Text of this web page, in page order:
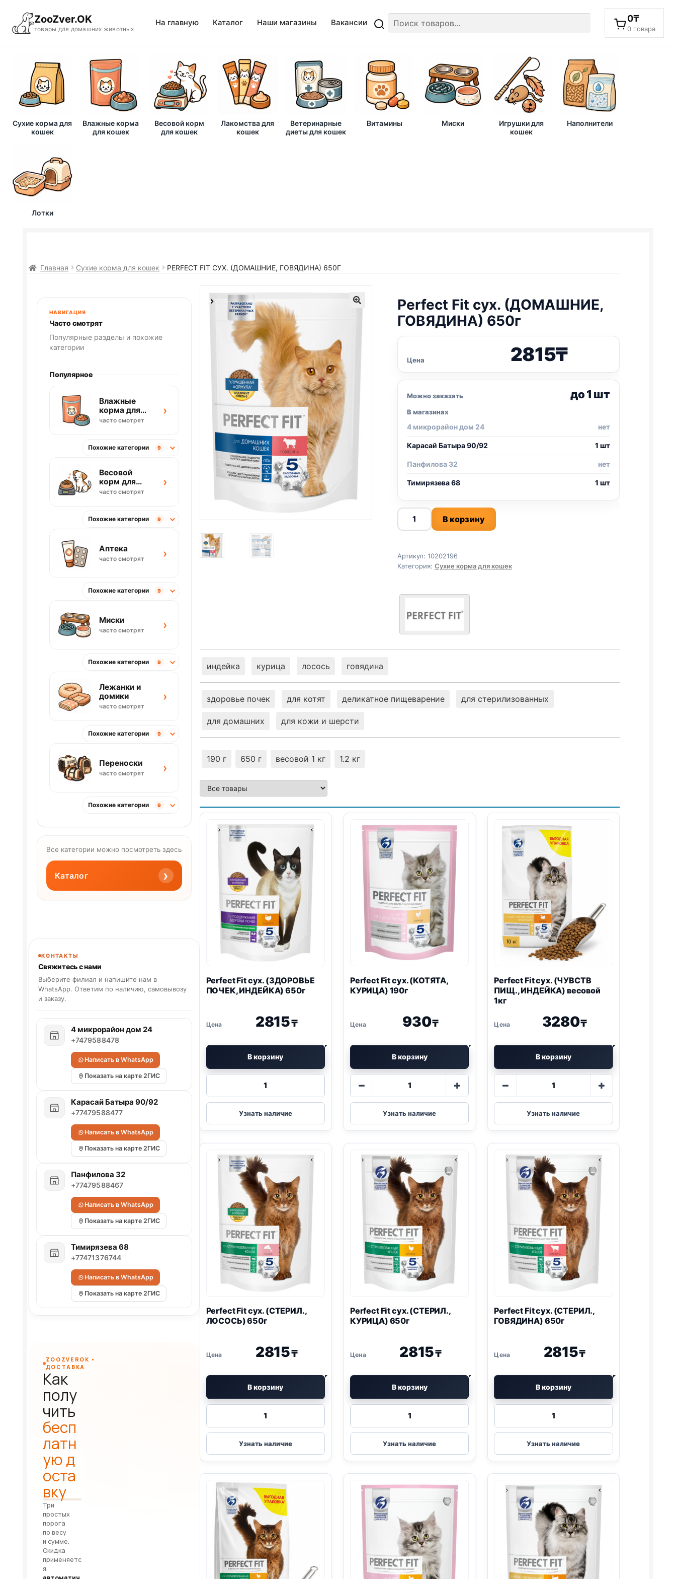
ZooZver.OK
товары для домашних животных
На главную Каталог Наши магазины Вакансии 0₸
0 товара
Сухие корма для
кошек
Влажные корма
для кошек
Весовой корм
для кошек
Лакомства для
кошек
Ветеринарные
диеты для кошек
Витамины Миски
Игрушки для
кошек
Наполнители
Лотки
Главная Сухие корма для кошек PERFECT FIT СУХ. (ДОМАШНИЕ, ГОВЯДИНА) 650Г
Perfect Fit сух. (ДОМАШНИЕ,
ГОВЯДИНА) 650г
Цена 2815₸
Можно заказать до 1 шт
В магазинах
4 микрорайон дом 24 нет
Карасай Батыра 90/92 1 шт
Панфилова 32 нет
Тимирязева 68 1 шт
Количество
товара
сух.
650г
В корзину
Артикул: 10202196
Категория: Сухие корма для кошек
индейка курица лосось говядина
здоровье почек для котят деликатное пищеварение для стерилизованных
для домашних для кожи и шерсти
190 г 650 г весовой 1 кг 1.2 кг
Perfect Fit сух. (ЗДОРОВЬЕ
ПОЧЕК, ИНДЕЙКА) 650г
2815₸
В корзину
товара
Perfect
Fit
(ЗДОРОВЬЕ
ПОЧЕК,
ИНДЕЙКА)
650г
Узнать наличие
Perfect Fit сух. (КОТЯТА,
КУРИЦА) 190г
930₸
В корзину
−
товара
Perfect
Fit
(КОТЯТА,
КУРИЦА)
+
Узнать наличие
Perfect Fit сух. (ЧУВСТВ
ПИЩ., ИНДЕЙКА) весовой
1кг
3280₸
В корзину
−
товара
Perfect
Fit
(ЧУВСТВ
ПИЩ.,
ИНДЕЙКА)
весовой
1кг
+
Узнать наличие
Perfect Fit сух. (СТЕРИЛ.,
ЛОСОСЬ) 650г
2815₸
В корзину
товара
Perfect
Fit
(СТЕРИЛ.,
ЛОСОСЬ)
650г
Узнать наличие
Perfect Fit сух. (СТЕРИЛ.,
КУРИЦА) 650г
2815₸
В корзину
товара
Perfect
Fit
(СТЕРИЛ.,
КУРИЦА)
650г
Узнать наличие
Perfect Fit сух. (СТЕРИЛ.,
ГОВЯДИНА) 650г
2815₸
В корзину
товара
Perfect
Fit
(СТЕРИЛ.,
ГОВЯДИНА)
Узнать наличие
НАВИГАЦИЯ
Часто смотрят
Популярные разделы и похожие
категории
Популярное
Влажные
корма для
кошек
часто смотрят
›
Похожие категории 9
Весовой
корм для
собак
часто смотрят
›
Похожие категории 9
Аптека
часто смотрят ›
Похожие категории 9
Миски
часто смотрят ›
Похожие категории 9
Лежанки и
домики
часто смотрят
›
Похожие категории 9
Переноски
часто смотрят ›
Похожие категории 9
Все категории можно посмотреть здесь
Каталог ›
КОНТАКТЫ
Свяжитесь с нами
Выберите филиал и напишите нам в
WhatsApp. Ответим по наличию, самовывозу
и заказу.
4 микрорайон дом 24
+7479588478
Написать в WhatsApp
Показать на карте 2ГИС
Карасай Батыра 90/92
+77479588477
Написать в WhatsApp
Показать на карте 2ГИС
Панфилова 32
+77479588467
Написать в WhatsApp
Показать на карте 2ГИС
Тимирязева 68
+77471376744
Написать в WhatsApp
Показать на карте 2ГИС
ZOOZVEROK •
ДОСТАВКА
Как
полу
чить
бесп
латн
ую д
оста
вку
Три
простых
порога
по весу
и сумме.
Скидка
применяетс
я